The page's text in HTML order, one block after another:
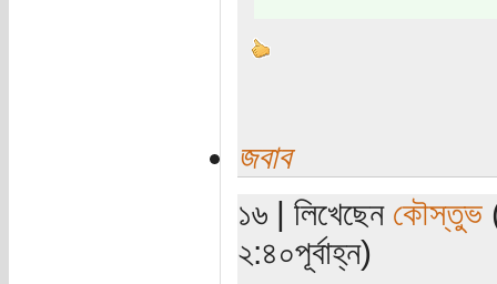
জবাব
১৬ | লিখেছেন কৌস্তুভ
২:৪০পূর্বাহ্ন)